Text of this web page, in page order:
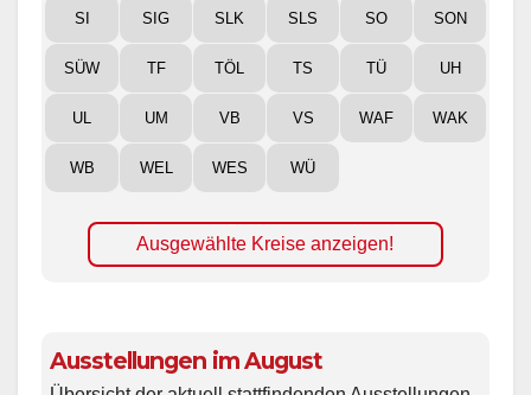
SI SIG SLK SLS SO SON
SÜW TF TÖL TS TÜ UH
UL UM VB VS WAF WAK
WB WEL WES WÜ
Ausgewählte Kreise anzeigen!
Ausstellungen im August